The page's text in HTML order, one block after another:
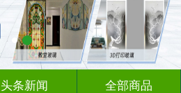
头条新闻 全部商品